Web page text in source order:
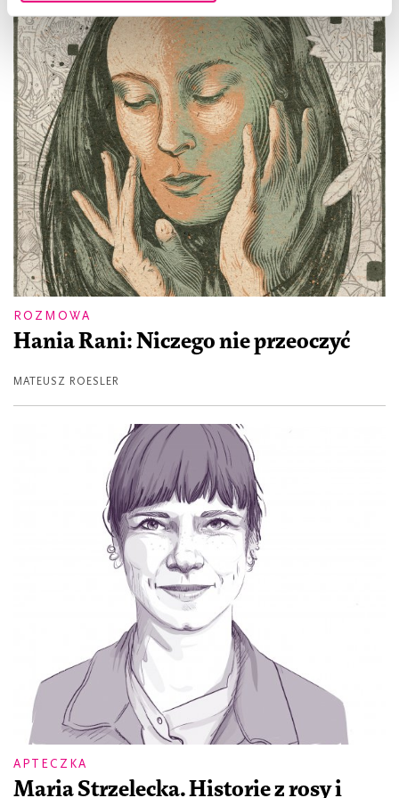
ROZMOWA
Hania Rani: Niczego nie przeoczyć
MATEUSZ ROESLER
APTECZKA
Maria Strzelecka. Historie z rosy i